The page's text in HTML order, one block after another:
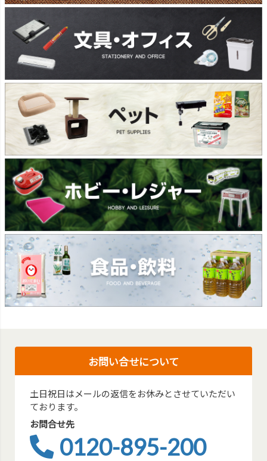
お問い合せについて
土日祝日はメールの返信をお休みとさせていただい
ております。
お問合せ先
0120-895-200